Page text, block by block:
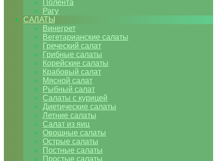
Полента
Рагу
САЛАТЫ
Винегрет
Вегетарианские салаты
Греческий салат
Грибные салаты
Корейские салаты
Крабовый салат
Мясной салат
Рыбный салат
Салаты с курицей
Диетические салаты
Летние салаты
Салат из яиц
Овощные салаты
Острые салаты
Постные салаты
Простые салаты